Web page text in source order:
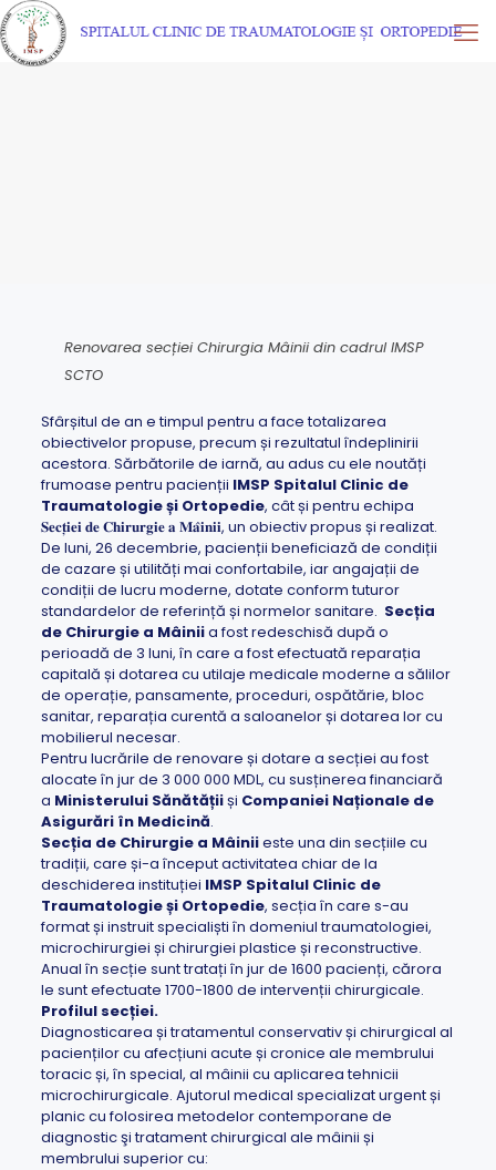
Renovarea secției Chirurgia Mâinii din cadrul IMSP
SCTO
Sfârșitul de an e timpul pentru a face totalizarea
obiectivelor propuse, precum și rezultatul îndeplinirii
acestora. Sărbătorile de iarnă, au adus cu ele noutăți
frumoase pentru pacienții IMSP Spitalul Clinic de
Traumatologie și Ortopedie, cât și pentru echipa
𝐒𝐞𝐜𝐭̦𝐢𝐞𝐢 𝐝𝐞 𝐂𝐡𝐢𝐫𝐮𝐫𝐠𝐢𝐞 𝐚 𝐌𝐚̂𝐢𝐧𝐢𝐢, un obiectiv propus și realizat.
De luni, 26 decembrie, pacienții beneficiază de condiții
de cazare și utilități mai confortabile, iar angajații de
condiții de lucru moderne, dotate conform tuturor
standardelor de referință și normelor sanitare. Secția
de Chirurgie a Mâiniia fost redeschisă după o
perioadă de 3 luni, în care a fost efectuată reparația
capitală și dotarea cu utilaje medicale moderne a sălilor
de operație, pansamente, proceduri, ospătărie, bloc
sanitar, reparația curentă a saloanelor și dotarea lor cu
mobilierul necesar.
Pentru lucrările de renovare și dotare a secției au fost
alocate în jur de 3 000 000 MDL, cu susținerea financiară
a Ministerului Sănătățiiși Companiei Naționale de
Asigurări în Medicină.
Secția de Chirurgie a Mâiniieste una din secțiile cu
tradiții, care și-a început activitatea chiar de la
deschiderea instituției IMSP Spitalul Clinic de
Traumatologie și Ortopedie, secția în care s-au
format și instruit specialiști în domeniul traumatologiei,
microchirurgiei și chirurgiei plastice și reconstructive.
Anual în secție sunt tratați în jur de 1600 pacienți, cărora
le sunt efectuate 1700-1800 de intervenții chirurgicale.
Profilul secției.
Diagnosticarea și tratamentul conservativ și chirurgical al
pacienților cu afecțiuni acute și cronice ale membrului
toracic și, în special, al mâinii cu aplicarea tehnicii
microchirurgicale. Ajutorul medical specializat urgent și
planic cu folosirea metodelor contemporane de
diagnostic şi tratament chirurgical ale mâinii și
membrului superior cu: